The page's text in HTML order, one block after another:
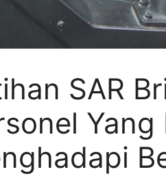
SAR